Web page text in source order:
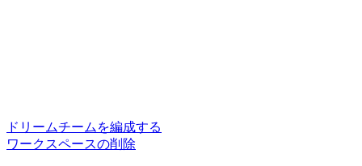
ドリームチームを編成する
ワークスペースの削除